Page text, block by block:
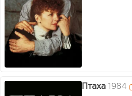
Птаха 1984